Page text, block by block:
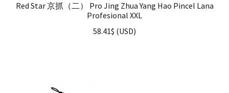
Red Star 京抓（二） Pro Jing Zhua Yang Hao Pincel Lana
Profesional XXL
58.41$ (USD)